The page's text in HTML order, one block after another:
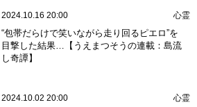
2024.10.16 20:00 心霊
“包帯だらけで笑いながら走り回るピエロ”を
目撃した結果…【うえまつそうの連載：島流
し奇譚】
2024.10.02 20:00 心霊